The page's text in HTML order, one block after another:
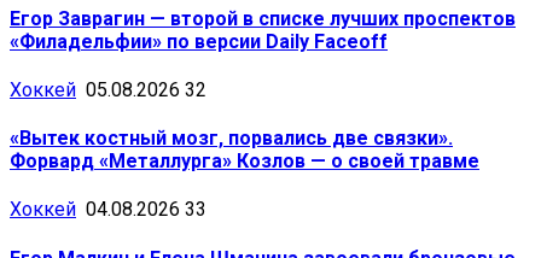
Егор Заврагин — второй в списке лучших проспектов
«Филадельфии» по версии Daily Faceoff
Хоккей 05.08.2026 32
«Вытек костный мозг, порвались две связки».
Форвард «Металлурга» Козлов — о своей травме
Хоккей 04.08.2026 33